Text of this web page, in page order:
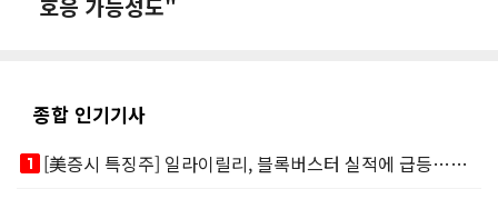
호응 가능성도"
종합 인기기사
looks_one
[美증시 특징주] 일라이릴리, 블록버스터 실적에 급등…마운자로 매출 폭발